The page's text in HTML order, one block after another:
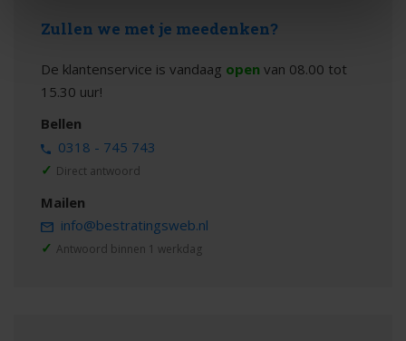
Zullen we met je meedenken?
De klantenservice is vandaag open van 08.00 tot
15.30 uur!
Bellen
0318 - 745 743
✓ Direct antwoord
Mailen
info@bestratingsweb.nl
✓ Antwoord binnen 1 werkdag